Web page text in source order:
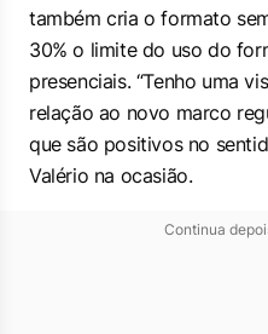
também cria o formato
30% o limite do uso do
presenciais. “Tenho uma
relação ao novo marco
que são positivos no
Valério na ocasião.
Continua